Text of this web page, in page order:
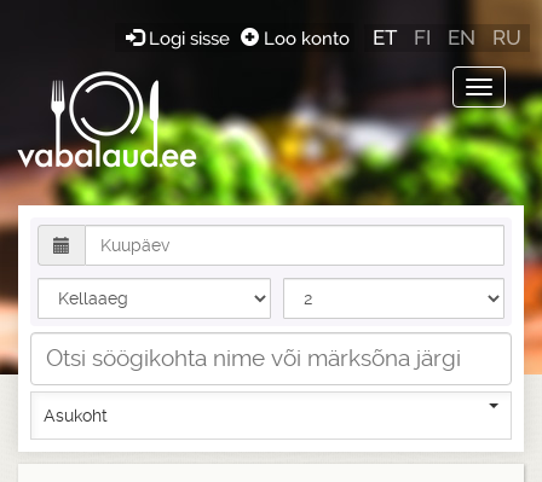
Toggle
Logi sisse Loo konto ET FI EN RU
Asukoht